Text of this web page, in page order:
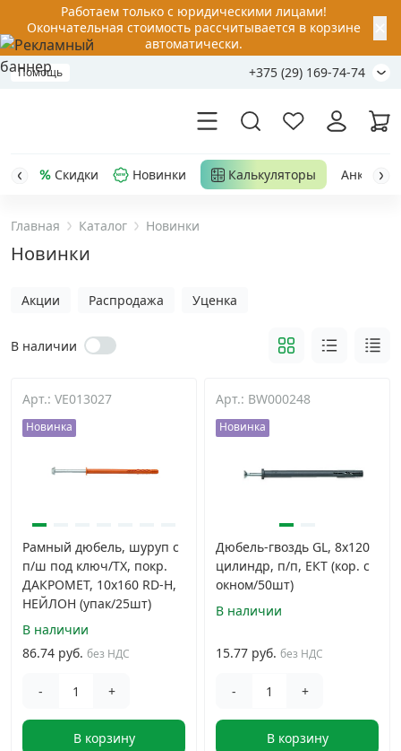
Работаем только с юридическими лицами!
Окончательная стоимость рассчитывается в корзине
автоматически.
Помощь +375 (29) 169-74-74
Акции
Дюбельная техника
›
Заклепки
Химический крепеж
Гвозди и скобы
Хомуты и шуруп-шпильки
Скидки Новинки Калькуляторы Анкер-
Главная Каталог Новинки
Новинки
Акции Распродажа Уценка
В наличии
Арт.: VE013027
Новинка
Рамный дюбель, шуруп с
п/ш под ключ/TX, покр.
ДАКРОМЕТ, 10x160 RD-H,
НЕЙЛОН (упак/25шт)
В наличии
86.74 руб. без НДС
- +
В корзину
Арт.: BW000248
Новинка
Дюбель-гвоздь GL, 8x120
цилиндр, п/п, ЕКТ (кор. с
окном/50шт)
В наличии
15.77 руб. без НДС
- +
В корзину